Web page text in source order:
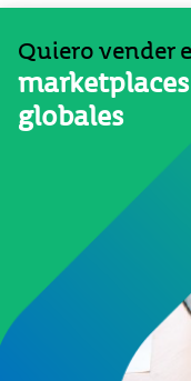
Quiero vender
marketplaces
globales